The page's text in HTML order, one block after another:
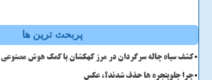
پربحث ترین ها
کشف سیاه چاله سرگردان در مرز کهکشان با کمک هوش مصنوعی
چرا جلوپنجره ها حذف شدند؟، عکس